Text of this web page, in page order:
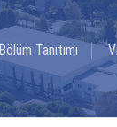
Tanıtımı